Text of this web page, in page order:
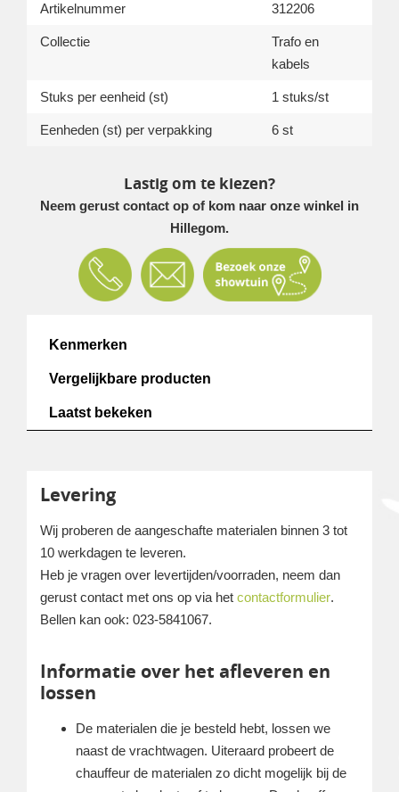
Artikelnummer 312206
Collectie
Trafo en
kabels
Stuks per eenheid (st) 1 stuks/st
Eenheden (st) per verpakking 6 st
Lastig om te kiezen?
Neem gerust contact op of kom naar onze winkel in
Hillegom.
Kenmerken
Vergelijkbare producten
Laatst bekeken
Levering
Wij proberen de aangeschafte materialen binnen 3 tot
10 werkdagen te leveren.
Heb je vragen over levertijden/voorraden, neem dan
gerust contact met ons op via het contactformulier.
Bellen kan ook: 023-5841067.
Informatie over het afleveren en
lossen
De materialen die je besteld hebt, lossen we
naast de vrachtwagen. Uiteraard probeert de
chauffeur de materialen zo dicht mogelijk bij de